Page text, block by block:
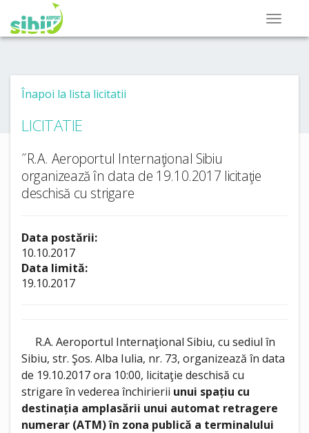
Înapoi la lista licitatii
LICITATIE
˝R.A. Aeroportul Internaţional Sibiu
organizează în data de 19.10.2017 licitaţie
deschisă cu strigare
Data postării:
10.10.2017
Data limită:
19.10.2017
R.A. Aeroportul Internaţional Sibiu, cu sediul în
Sibiu, str. Şos. Alba Iulia, nr. 73, organizează în data
de 19.10.2017 ora 10:00, licitaţie deschisă cu
strigare în vederea închirierii unui spațiu cu
destinația amplasării unui automat retragere
numerar (ATM) în zona publică a terminalului